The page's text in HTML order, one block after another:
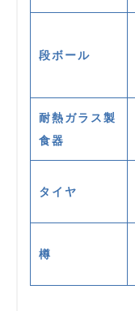
段ボール
耐熱ガラス製
食器
タイヤ
樽